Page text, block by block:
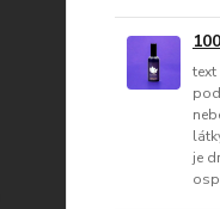
text
je